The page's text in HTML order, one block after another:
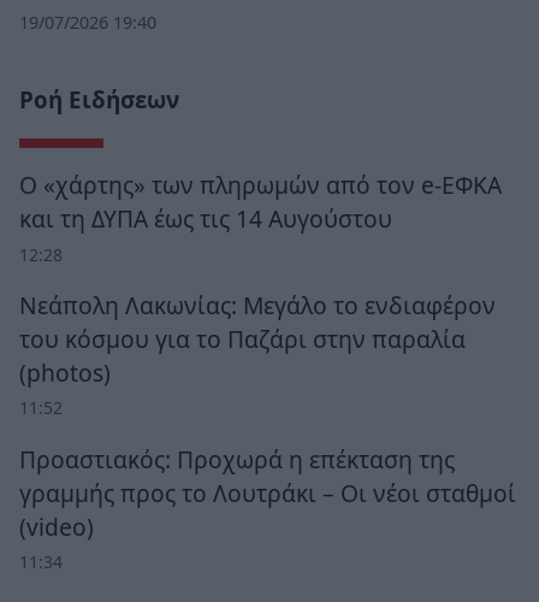
19/07/2026 19:40
Ροή Ειδήσεων
Ο «χάρτης» των πληρωμών από τον e-ΕΦΚΑ
και τη ΔΥΠΑ έως τις 14 Αυγούστου
12:28
Νεάπολη Λακωνίας: Μεγάλο το ενδιαφέρον
του κόσμου για το Παζάρι στην παραλία
(photos)
11:52
Προαστιακός: Προχωρά η επέκταση της
γραμμής προς το Λουτράκι – Οι νέοι σταθμοί
(video)
11:34